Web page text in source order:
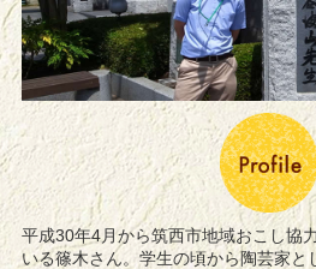
平成30年4月から筑西市地域おこし協
いる篠木さん。学生の頃から陶芸家と